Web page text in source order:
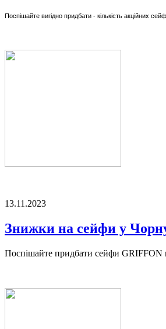
Поспішайте вигідно придбати - кількість акційних
13.11.2023
Знижки на сейфи у
Поспішайте придбати сейфи